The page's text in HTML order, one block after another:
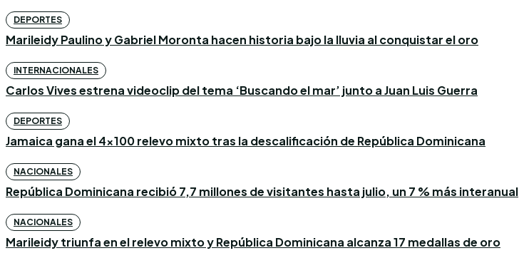
DEPORTES
Marileidy Paulino y Gabriel Moronta hacen historia bajo la lluvia al conquistar el oro
INTERNACIONALES
Carlos Vives estrena videoclip del tema ‘Buscando el mar’ junto a Juan Luis Guerra
DEPORTES
Jamaica gana el 4×100 relevo mixto tras la descalificación de República Dominicana
NACIONALES
República Dominicana recibió 7,7 millones de visitantes hasta julio, un 7 % más interanual
NACIONALES
Marileidy triunfa en el relevo mixto y República Dominicana alcanza 17 medallas de oro